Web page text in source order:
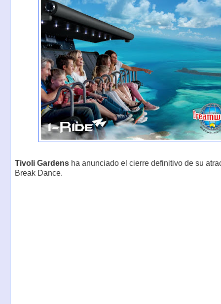
Tivoli Gardensha anunciado el cierre definitivo de su
Break Dance.